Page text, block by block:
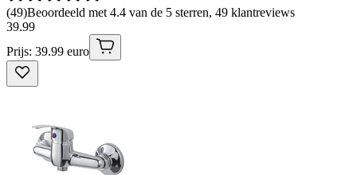
(49)Beoordeeld met 4.4 van de 5 sterren, 49 klantreviews
39.99
Prijs: 39.99 euro